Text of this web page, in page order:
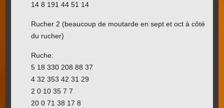
14 8 191 44 51 14
Rucher 2 (beaucoup de moutarde en sept et oct à côté
du rucher)
Ruche:
5 18 330 208 88 37
4 32 353 42 31 29
2 0 10 35 7 7
20 0 71 38 17 8